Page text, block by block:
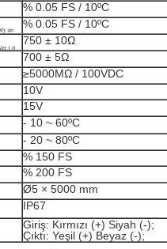
% 0.05 FS / 10ºC
% 0.05 FS / 10ºC
750 ± 10Ω
700 ± 5Ω
≥5000MΩ / 100VDC
10V
15V
- 10 ~ 60ºC
- 20 ~ 80ºC
% 150 FS
% 200 FS
Ø5 × 5000 mm
IP67
Giriş: Kırmızı (+) Siyah (-);
Çıktı: Yeşil (+) Beyaz (-);